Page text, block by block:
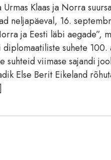
Urmas Klaas ja Norra
neljapäeval, 16.
ja Eesti läbi aegade”,
suhete 100.
suhteid viimase sajandi
Else Berit Eikeland